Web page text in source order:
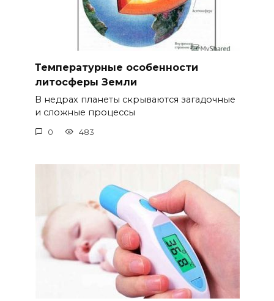
Температурные особенности
литосферы Земли
В недрах планеты скрываются загадочные
и сложные процессы
0 483